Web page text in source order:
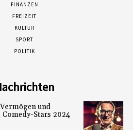
FINANZEN
FREIZEIT
KULTUR
SPORT
POLITIK
und
Stars 2024